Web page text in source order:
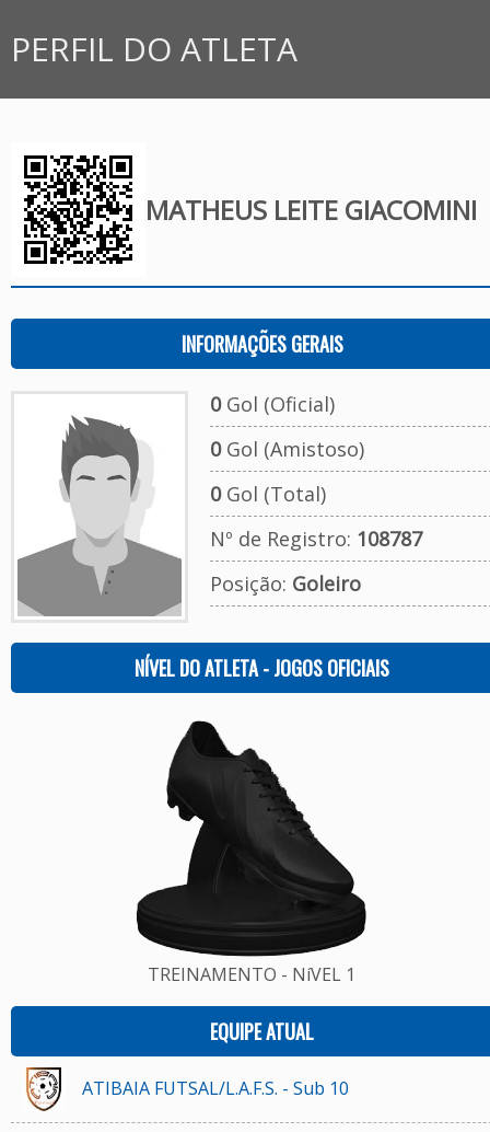
PERFIL DO ATLETA
MATHEUS LEITE GIACOMINI
INFORMAÇÕES GERAIS
0Gol (Oficial)
0Gol (Amistoso)
0Gol (Total)
Nº de Registro: 108787
Posição: Goleiro
NÍVEL DO ATLETA - JOGOS OFICIAIS
TREINAMENTO - NíVEL 1
EQUIPE ATUAL
ATIBAIA FUTSAL/L.A.F.S. - Sub 10